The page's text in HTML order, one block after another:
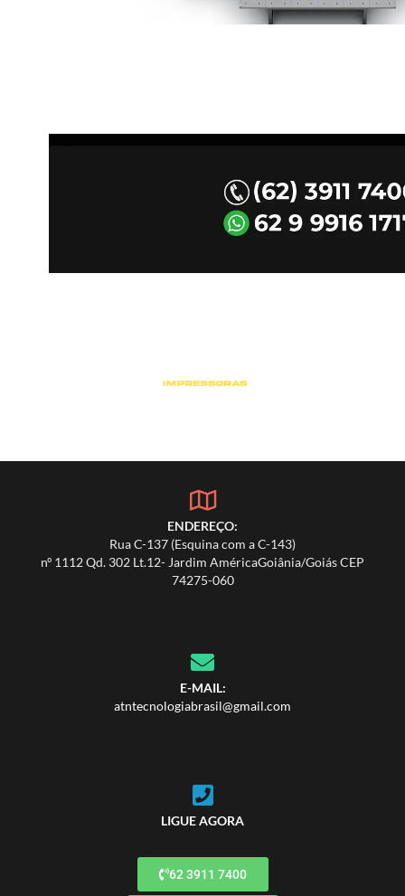
ENDEREÇO:
Rua C-137 (Esquina com a C-143)
nº 1112 Qd. 302 Lt.12- Jardim AméricaGoiânia/Goiás CEP
74275-060
E-MAIL:
atntecnologiabrasil@gmail.com
LIGUE AGORA
62 3911 7400